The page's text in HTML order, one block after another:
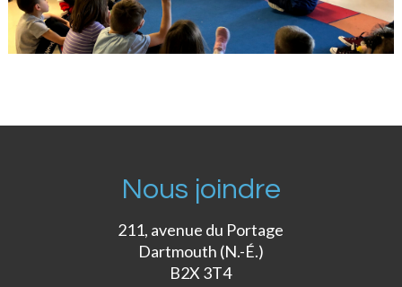
Nous joindre
211, avenue du Portage
Dartmouth (N.-É.)
B2X 3T4